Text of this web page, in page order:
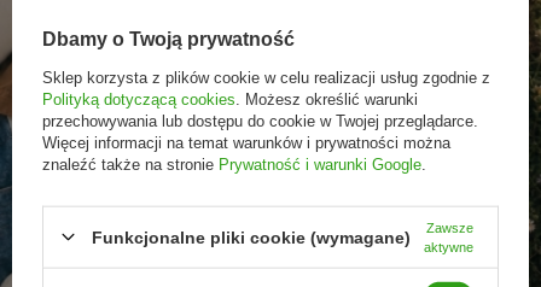
Dbamy o Twoją prywatność
Sklep korzysta z plików cookie w celu realizacji usług zgodnie z
Polityką dotyczącą cookies . Możesz określić warunki
przechowywania lub dostępu do cookie w Twojej przeglądarce.
Więcej informacji na temat warunków i prywatności można
znaleźć także na stronie Prywatność i warunki Google
Funkcjonalne pliki cookie (wymagane)
Zawsze
aktywne